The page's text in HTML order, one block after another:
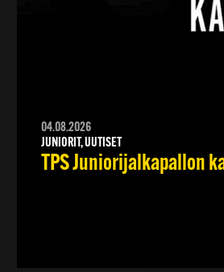
04.08.2026
JUNIORIT, UUTISET
TPS Juniorijalkapallon